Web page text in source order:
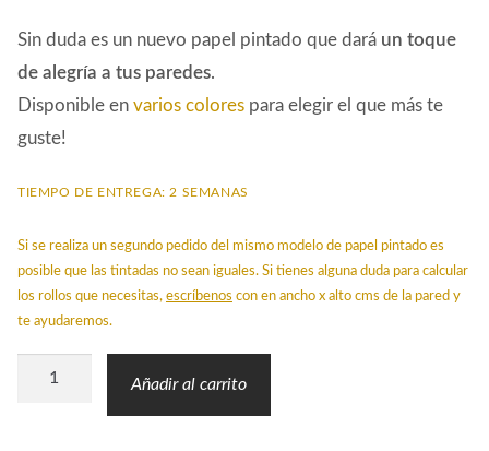
Sin duda es un nuevo papel pintado que dará un toque
de alegría a tus paredes.
Disponible en varios colores para elegir el que más te
guste!
TIEMPO DE ENTREGA: 2 SEMANAS
Si se realiza un segundo pedido del mismo modelo de papel pintado es
posible que las tintadas no sean iguales. Si tienes alguna duda para calcular
los rollos que necesitas, escríbenos con en ancho x alto cms de la pared y
te ayudaremos.
Papel
Añadir al carrito